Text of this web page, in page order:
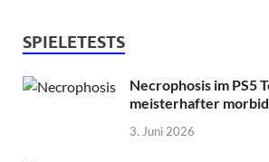
SPIELETESTS
Necrophosis im PS5
meisterhafter
3. Juni 2026